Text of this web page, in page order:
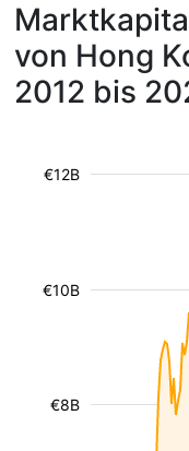
von Hong
2012 bis
€8B
€10B
€12B